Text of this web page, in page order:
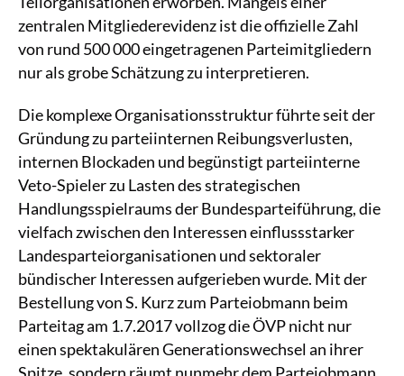
zentralen Mitgliederevidenz ist die offizielle Zahl
von rund 500 000 eingetragenen Parteimitgliedern
nur als grobe Schätzung zu interpretieren.
Die komplexe Organisationsstruktur führte seit der
Gründung zu parteiinternen Reibungsverlusten,
internen Blockaden und begünstigt parteiinterne
Veto-Spieler zu Lasten des strategischen
Handlungsspielraums der Bundesparteiführung, die
vielfach zwischen den Interessen einflussstarker
Landesparteiorganisationen und sektoraler
bündischer Interessen aufgerieben wurde. Mit der
Bestellung von S. Kurz zum Parteiobmann beim
Parteitag am 1.7.2017 vollzog die ÖVP nicht nur
einen spektakulären Generationswechsel an ihrer